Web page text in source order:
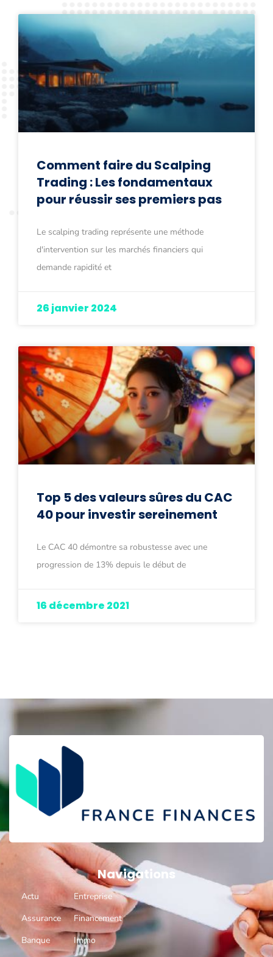
Comment faire du Scalping
Trading : Les fondamentaux
pour réussir ses premiers pas
Le scalping trading représente une méthode
d'intervention sur les marchés financiers qui
demande rapidité et
26 janvier 2024
Top 5 des valeurs sûres du CAC
40 pour investir sereinement
Le CAC 40 démontre sa robustesse avec une
progression de 13% depuis le début de
16 décembre 2021
Navigations
Actu
Assurance
Banque
Entreprise
Financement
Immo